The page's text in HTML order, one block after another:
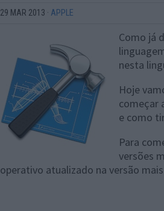
29 MAR 2013 · APPLE
Como já
nesta
Hoje
começar
e como
Para
versões
operativo atualizado na versão